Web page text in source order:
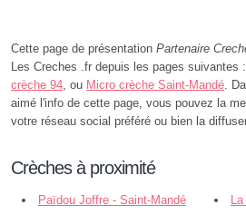
Cette page de présentation Partenaire
Les Creches .fr depuis les pages suivantes :
crèche 94 , ou Micro crèche Saint-Mandé .
aimé l'info de cette page, vous pouvez la
votre réseau social préféré ou bien la
Crèches à proximité
Païdou Joffre - Saint-Mandé